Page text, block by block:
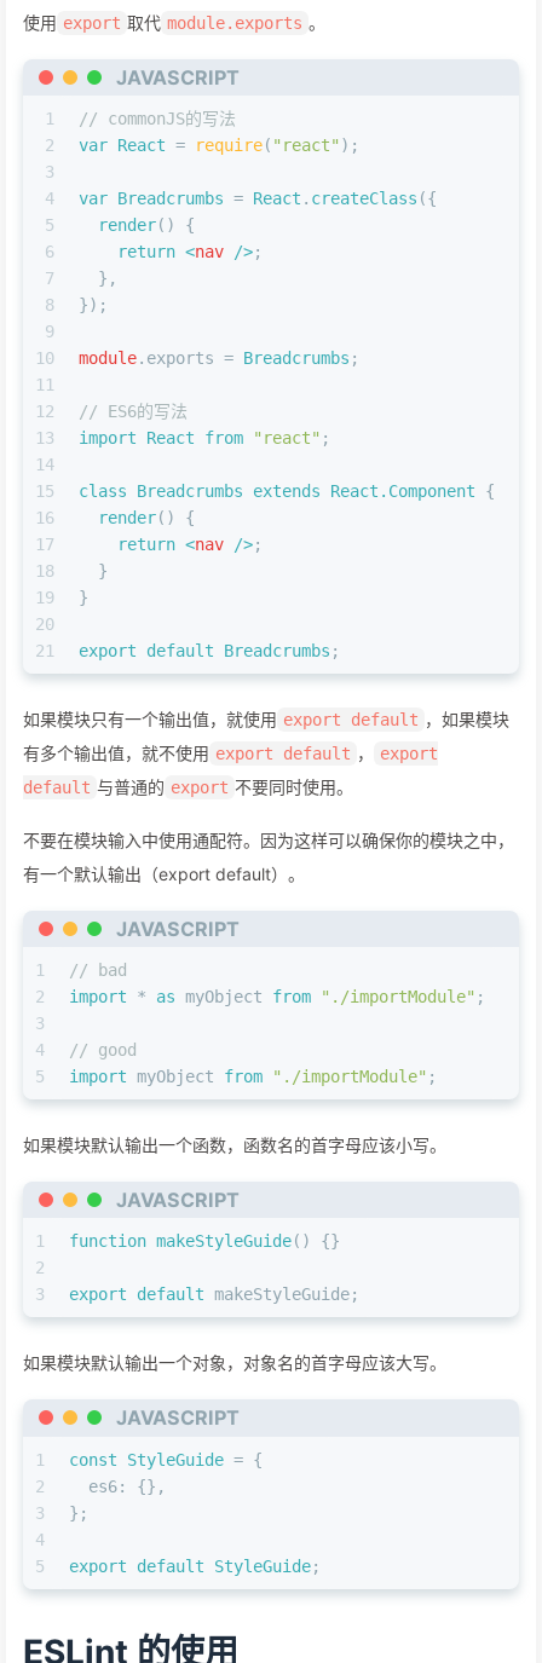
使用 export 取代 module.exports 。
JAVASCRIPT
1
2
3
4
5
6
7
8
9
10
11
12
13
14
15
16
17
18
19
20
21
// commonJS的写法
var React = require( "react" );
var Breadcrumbs = React . createClass ({
render( ) {
return <nav />;
  },
});
module. exports = Breadcrumbs ;
// ES6的写法
import
React from "react" ;
class Breadcrumbs extends React.Component {
render( ) {
return <nav />;
  }
}
export default Breadcrumbs ;
如果模块只有一个输出值，就使用 export default ，如果模块
有多个输出值，就不使用 export default ，
export
default 与普通的 export 不要同时使用。
不要在模块输入中使用通配符。因为这样可以确保你的模块之中，
有一个默认输出（export default）。
JAVASCRIPT
1
2
3
4
5
// bad
import * as myObject from "./importModule" ;
// good
import myObject from "./importModule" ;
如果模块默认输出一个函数，函数名的首字母应该小写。
JAVASCRIPT
1
2
3
function makeStyleGuide( ) {}
export default makeStyleGuide;
如果模块默认输出一个对象，对象名的首字母应该大写。
JAVASCRIPT
1
2
3
4
5
const StyleGuide = {
es6: {},
};
export default StyleGuide;
ESLint 的使用